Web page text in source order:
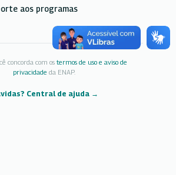
aos programas
concorda com os termos de uso e aviso de
privacidade da ENAP.
Central de ajuda →